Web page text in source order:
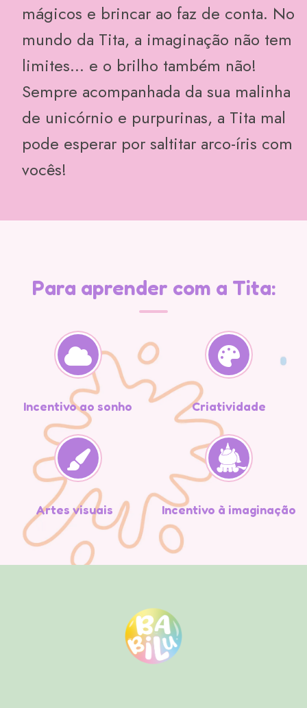
mágicos e brincar ao faz de conta. No
mundo da Tita, a imaginação não tem
limites... e o brilho também não!
Sempre acompanhada da sua malinha
de unicórnio e purpurinas, a Tita mal
pode esperar por saltitar arco-íris com
vocês!
Para aprender com a Tita:
Incentivo ao sonho Criatividade
Artes visuais Incentivo à imaginação